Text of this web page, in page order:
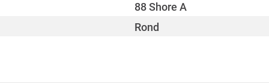
88 Shore A
Rond